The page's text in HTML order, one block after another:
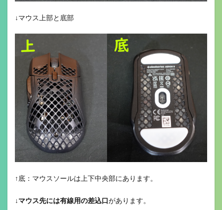
↓マウス上部と底部
↑底：マウスソールは上下中央部にあります。
↓マウス先には有線用の差込口があります。